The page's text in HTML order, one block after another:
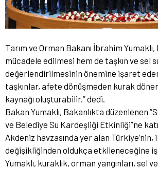
​Tarım ve Orman Bakanı İbrahim
mücadele edilmesi hem de taşkın ve sel
değerlendirilmesinin önemine işaret
taşkınlar, afete dönüşmeden kurak
kaynağı oluşturabilir.” dedi.
Bakan Yumaklı, Bakanlıkta düzenlenen
ve Belediye Su Kardeşliği Etkinliği”ne
Akdeniz havzasında yer alan Türkiye’nin,
değişikliğinden oldukça etkileneceğine
Yumaklı, kuraklık, orman yangınları, sel